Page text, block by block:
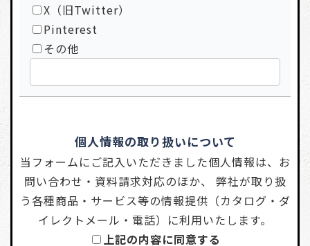
X（旧Twitter）
Pinterest
その他
個人情報の取り扱いについて
当フォームにご記入いただきました個人情報は、お
問い合わせ・資料請求対応のほか、 弊社が取り扱
う各種商品・サービス等の情報提供（カタログ・ダ
イレクトメール・電話）に利用いたします。
上記の内容に同意する